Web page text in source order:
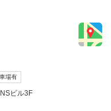
場有
ビル3F